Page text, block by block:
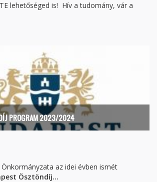
lehetőséged is! Hív a tudomány, vár a
PROGRAM 2023/2024
az idei évben ismét
Ösztöndíj...